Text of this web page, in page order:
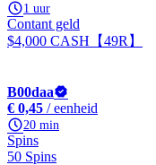
1 uur
Contant geld
$4,000 CASH【49R】
B00daa
€ 0,45 / eenheid
20 min
Spins
50 Spins